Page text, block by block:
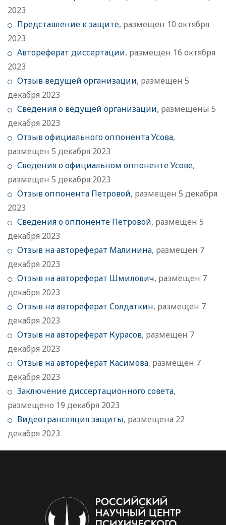
2023
Представление к защите, размещен 10 октября
2023
Автореферат диссертации, размещен 16 октября
2023
Отзыв ведущей организации, размещен 5
декабря 2023
Сведения о ведущей организации, размещены 5
декабря 2023
Отзыв официального оппонента Усова,
размещен 5 декабря 2023
Сведения о официальном оппоненте Усове,
размещен 5 декабря 2023
Отзыв оппонента Петровой, размещен 5 декабря
2023
Сведения о оппоненте Петровой, размещен 5
декабря 2023
Отзыв на автореферат Малинина, размещен 7
декабря 2023
Отзыв на автореферат Шмилович, размещен 7
декабря 2023
Отзыв на автореферат Солдаткин, размещен 7
декабря 2023
Отзыв на автореферат Курасов, размещен 7
декабря 2023
Отзыв на автореферат Касимова, размещен 7
декабря 2023
Заключение диссертационного совета,
размещено 19 декабря 2023
Видеотрансляция защиты, размещена 22
декабря 2023